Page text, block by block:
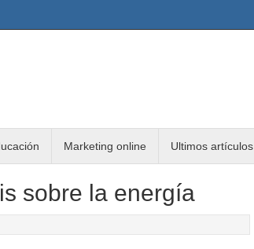
Marketing online Ultimos artículos
sobre la energía